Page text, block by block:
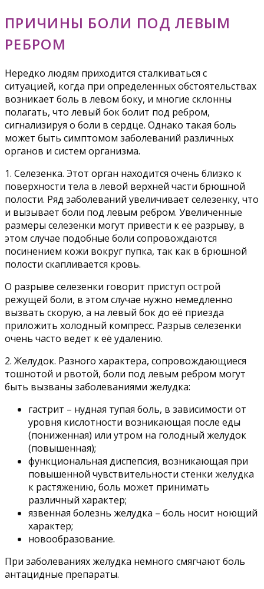
ПРИЧИНЫ БОЛИ ПОД ЛЕВЫМ
РЕБРОМ
Нередко людям приходится сталкиваться с
ситуацией, когда при определенных обстоятельствах
возникает боль в левом боку, и многие склонны
полагать, что левый бок болит под ребром,
сигнализируя о боли в сердце. Однако такая боль
может быть симптомом заболеваний различных
органов и систем организма.
1. Селезенка. Этот орган находится очень близко к
поверхности тела в левой верхней части брюшной
полости. Ряд заболеваний увеличивает селезенку, что
и вызывает боли под левым ребром. Увеличенные
размеры селезенки могут привести к её разрыву, в
этом случае подобные боли сопровождаются
посинением кожи вокруг пупка, так как в брюшной
полости скапливается кровь.
О разрыве селезенки говорит приступ острой
режущей боли, в этом случае нужно немедленно
вызвать скорую, а на левый бок до её приезда
приложить холодный компресс. Разрыв селезенки
очень часто ведет к её удалению.
2. Желудок. Разного характера, сопровождающиеся
тошнотой и рвотой, боли под левым ребром могут
быть вызваны заболеваниями желудка:
гастрит – нудная тупая боль, в зависимости от
уровня кислотности возникающая после еды
(пониженная) или утром на голодный желудок
(повышенная);
функциональная диспепсия, возникающая при
повышенной чувствительности стенки желудка
к растяжению, боль может принимать
различный характер;
язвенная болезнь желудка – боль носит ноющий
характер;
новообразование.
При заболеваниях желудка немного смягчают боль
антацидные препараты.